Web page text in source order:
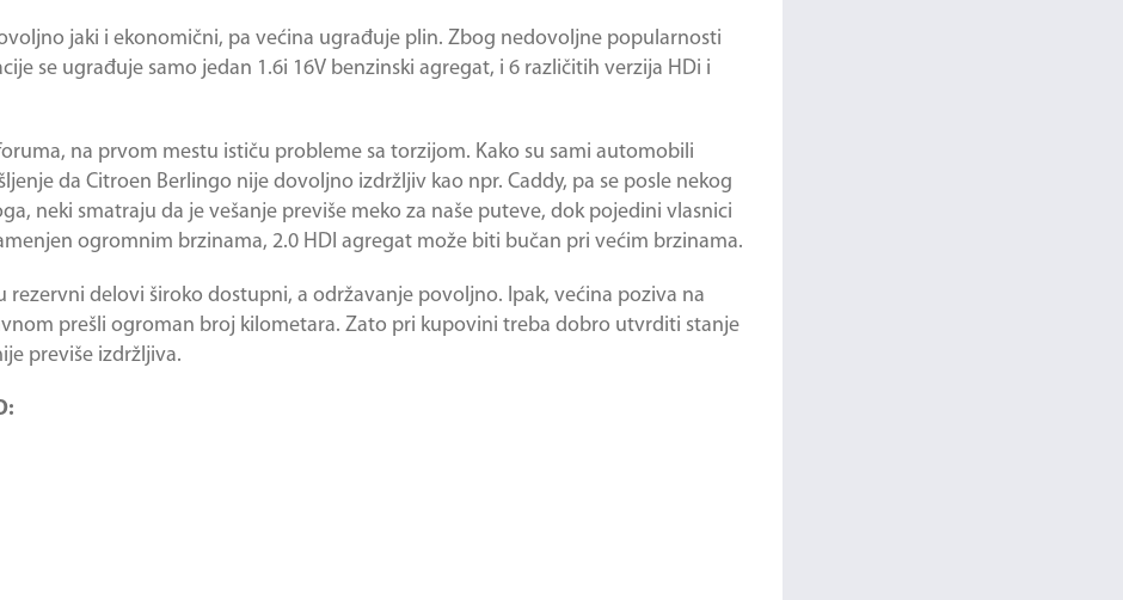
jaki i ekonomični, pa većina ugrađuje plin. Zbog nedovoljne popularnosti
se ugrađuje samo jedan 1.6i 16V benzinski agregat, i 6 različitih verzija HDi i
na prvom mestu ističu probleme sa torzijom. Kako su sami automobili
da Citroen Berlingo nije dovoljno izdržljiv kao npr. Caddy, pa se posle nekog
neki smatraju da je vešanje previše meko za naše puteve, dok pojedini vlasnici
ogromnim brzinama, 2.0 HDI agregat može biti bučan pri većim brzinama.
delovi široko dostupni, a održavanje povoljno. Ipak, većina poziva na
prešli ogroman broj kilometara. Zato pri kupovini treba dobro utvrditi stanje
previše izdržljiva.